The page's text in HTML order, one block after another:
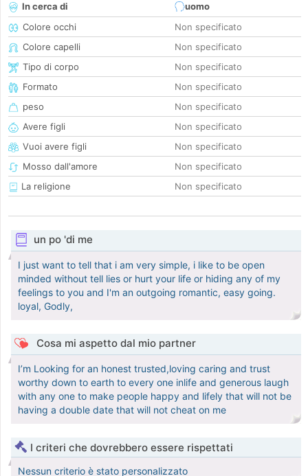
In cerca di
uomo
Colore occhi
Non specificato
Colore capelli
Non specificato
Tipo di corpo
Non specificato
Formato
Non specificato
peso
Non specificato
Avere figli
Non specificato
Vuoi avere figli
Non specificato
Mosso dall'amore
Non specificato
La religione
Non specificato
un po 'di me
I just want to tell that i am very simple, i like to be open
minded without tell lies or hurt your life or hiding any of my
feelings to you and I'm an outgoing romantic, easy going.
loyal, Godly,
Cosa mi aspetto dal mio partner
I’m Looking for an honest trusted,loving caring and trust
worthy down to earth to every one inlife and generous laugh
with any one to make people happy and lifely that will not be
having a double date that will not cheat on me
I criteri che dovrebbero essere rispettati
Nessun criterio è stato personalizzato